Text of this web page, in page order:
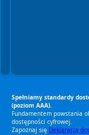
Spełniamy standardy
(poziom AAA).
Fundamentem powstania
dostępności cyfrowej.
Zapoznaj się Deklaracją